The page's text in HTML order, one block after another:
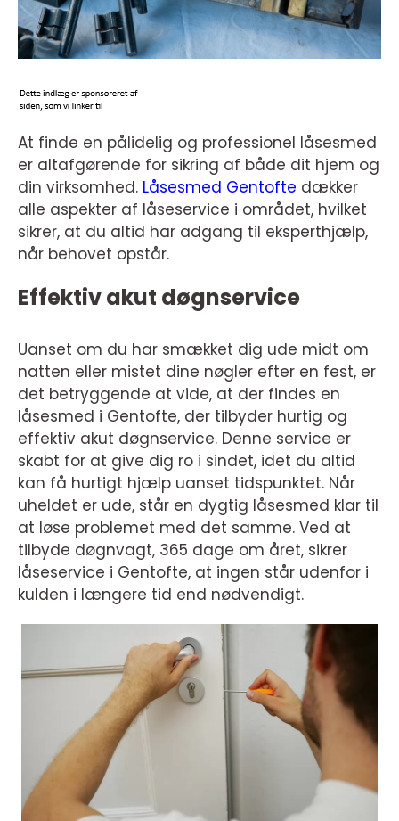
At finde en pålidelig og professionel låsesmed
er altafgørende for sikring af både dit hjem og
din virksomhed. Låsesmed Gentofte dækker
alle aspekter af låseservice i området, hvilket
sikrer, at du altid har adgang til eksperthjælp,
når behovet opstår.
Effektiv akut døgnservice
Uanset om du har smækket dig ude midt om
natten eller mistet dine nøgler efter en fest, er
det betryggende at vide, at der findes en
låsesmed i Gentofte, der tilbyder hurtig og
effektiv akut døgnservice. Denne service er
skabt for at give dig ro i sindet, idet du altid
kan få hurtigt hjælp uanset tidspunktet. Når
uheldet er ude, står en dygtig låsesmed klar til
at løse problemet med det samme. Ved at
tilbyde døgnvagt, 365 dage om året, sikrer
låseservice i Gentofte, at ingen står udenfor i
kulden i længere tid end nødvendigt.